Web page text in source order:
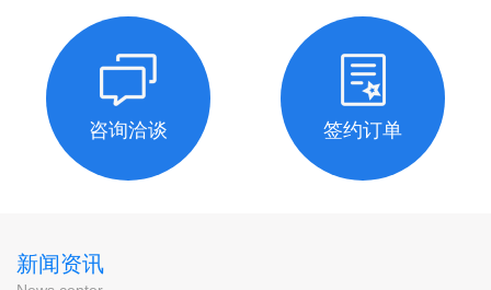
咨询洽谈 签约订单
新闻资讯